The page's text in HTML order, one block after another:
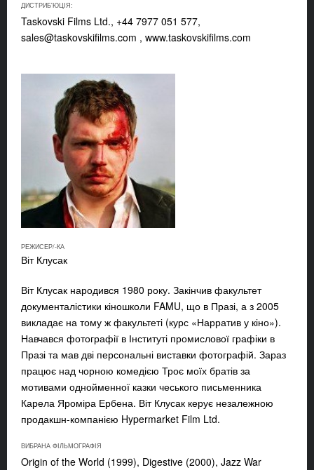
ДИСТРИБ'ЮЦІЯ:
Taskovski Films Ltd., +44 7977 051 577,
sales@taskovskifilms.com , www.taskovskifilms.com
РЕЖИСЕР/-КА
Віт Клусак
Віт Клусак народився 1980 року. Закінчив факультет
документалістики кіношколи FAMU, що в Празі, а з 2005
викладає на тому ж факультеті (курс «Нарратив у кіно»).
Навчався фотографії в Інституті промислової графіки в
Празі та мав дві персональні виставки фотографій. Зараз
працює над чорною комедією Троє моїх братів за
мотивами однойменної казки чеського письменника
Карела Яроміра Ербена. Віт Клусак керує незалежною
продакшн-компанією Hypermarket Film Ltd.
ВИБРАНА ФІЛЬМОГРАФІЯ
Origin of the World (1999), Digestive (2000), Jazz War